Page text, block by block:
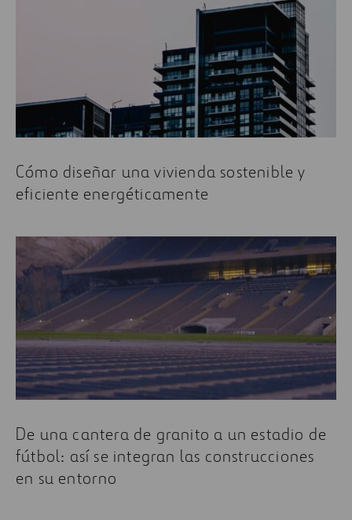
Cómo diseñar una vivienda sostenible y
eficiente energéticamente
De una cantera de granito a un estadio de
fútbol: así se integran las construcciones
en su entorno